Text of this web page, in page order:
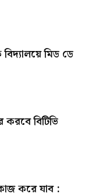
মিড ডে
করবে বিটিভি
করে যাব :